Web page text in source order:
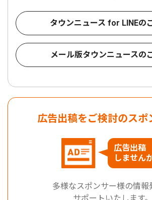
タウンニュース for LINEの
メール版タウンニュースの
広告出稿をご検討のスポ
広告出稿
しません
多様なスポンサー様の情報
サポートいたします。